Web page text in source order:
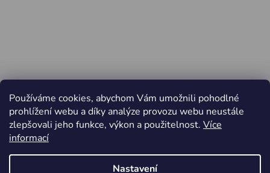
Používáme cookies, abychom Vám umožnili pohodlné
prohlížení webu a díky analýze provozu webu neustále
zlepšovali jeho funkce, výkon a použitelnost. Více
informací
Nastavení